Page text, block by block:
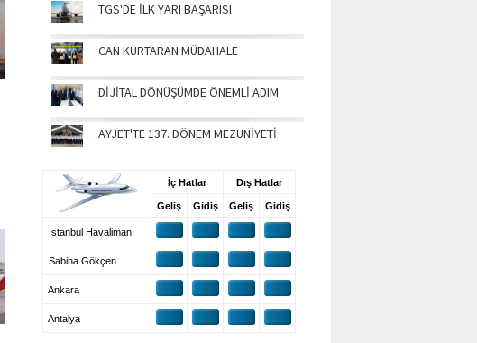
TGS'DE İLK YARI BAŞARISI
CAN KURTARAN MÜDAHALE
DİJİTAL DÖNÜŞÜMDE ÖNEMLİ ADIM
AYJET'TE 137. DÖNEM MEZUNİYETİ
İç Hatlar Dış Hatlar
Geliş Gidiş Geliş Gidiş
İstanbul Havalimanı
Sabiha Gökçen
Ankara
Antalya